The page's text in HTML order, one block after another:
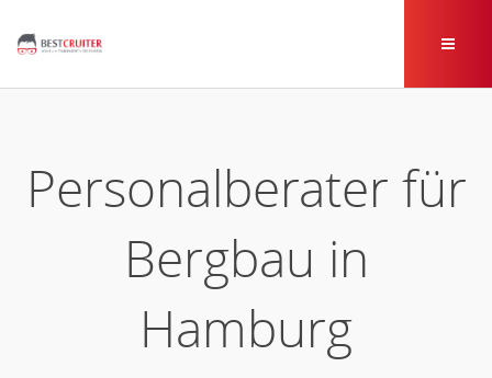
Personalberater für
Bergbau in
Hamburg